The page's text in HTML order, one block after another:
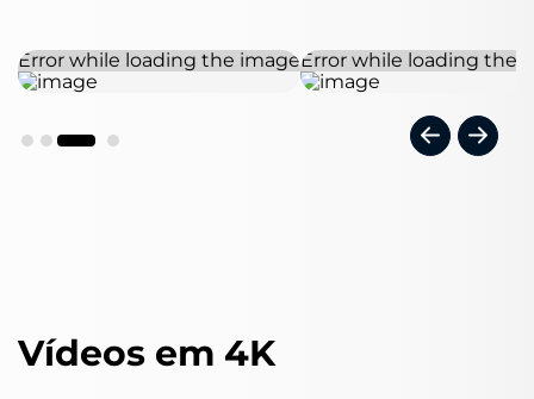
Vídeos em 4K